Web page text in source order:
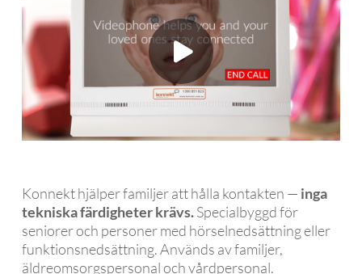
Konnekt hjälper familjer att hålla kontakten — inga
tekniska färdigheter krävs.Specialbyggd för
seniorer och personer med hörselnedsättning eller
funktionsnedsättning. Används av familjer,
äldreomsorgspersonal och vårdpersonal.